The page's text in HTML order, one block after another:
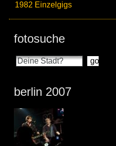
1982 Einzelgigs
fotosuche
berlin 2007